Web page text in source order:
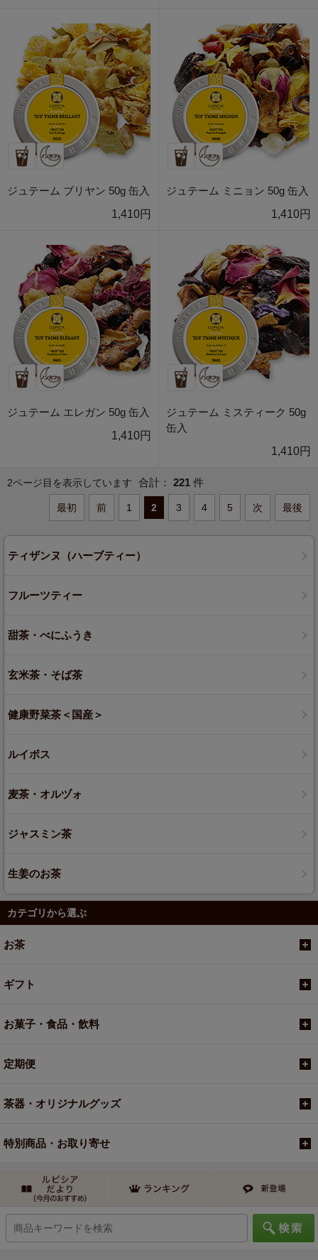
ジュテーム ブリヤン 50g 缶入
1,410円
ジュテーム ミニョン 50g 缶入
1,410円
ジュテーム エレガン 50g 缶入
1,410円
ジュテーム ミスティーク 50g
缶入
1,410円
2ページ目を表示しています 合計： 221 件
最初 前 1 2 3 4 5 次 最後
ティザンヌ（ハーブティー）
フルーツティー
甜茶・べにふうき
玄米茶・そば茶
健康野菜茶＜国産＞
ルイボス
麦茶・オルヅォ
ジャスミン茶
生姜のお茶
カテゴリから選ぶ
お茶
ギフト
お菓子・食品・飲料
定期便
茶器・オリジナルグッズ
特別商品・お取り寄せ